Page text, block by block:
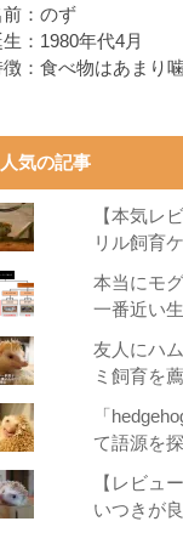
前：のず
：1980年代4月
徴：食べ物はあまり
人気の記事
【本気レ
リル飼育
本当にモ
一番近い
友人にハ
ミ飼育を
「
て語源を
【レビュ
いつきが